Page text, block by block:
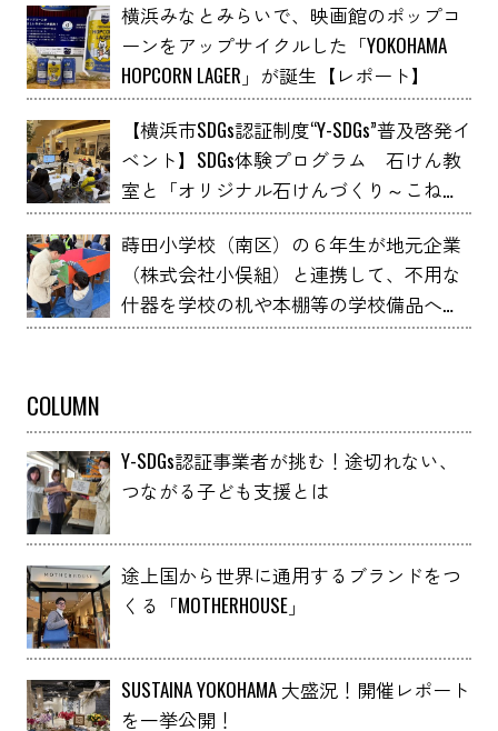
横浜みなとみらいで、映画館のポップコ
ーンをアップサイクルした「YOKOHAMA
HOPCORN LAGER」が誕生【レポート】
【横浜市SDGs認証制度“Y-SDGs”普及啓発イ
ベント】SDGs体験プログラム 石けん教
室と「オリジナル石けんづくり～こねこ
ね石けん～」 YOXO FESTIVALに出展
蒔田小学校（南区）の６年生が地元企業
（株式会社小俣組）と連携して、不用な
什器を学校の机や本棚等の学校備品へア
ップサイクルしました！
COLUMN
Y-SDGs認証事業者が挑む！途切れない、
つながる子ども支援とは
途上国から世界に通用するブランドをつ
くる「MOTHERHOUSE」
SUSTAINA YOKOHAMA 大盛況！開催レポート
を一挙公開！